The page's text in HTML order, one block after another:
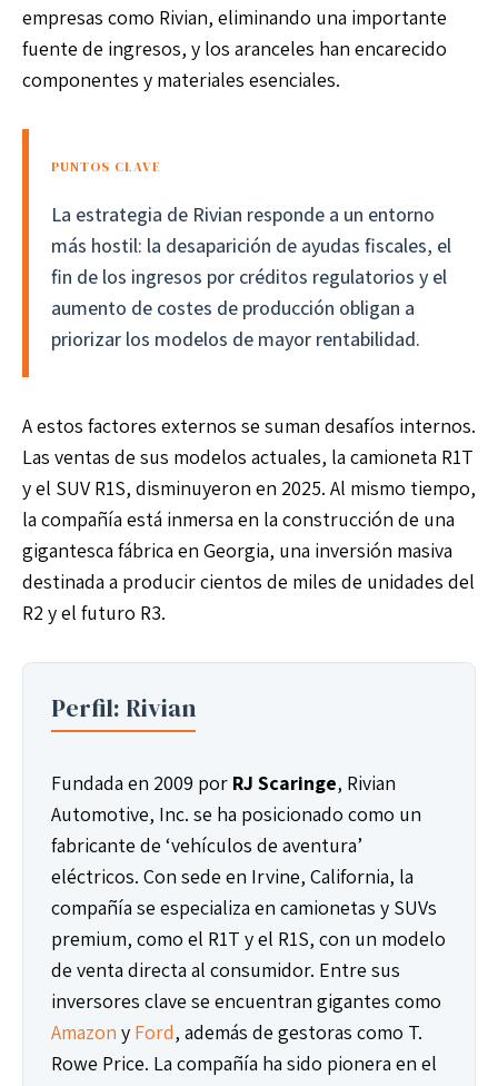
empresas como Rivian, eliminando una importante
fuente de ingresos, y los aranceles han encarecido
componentes y materiales esenciales.
PUNTOS CLAVE
La estrategia de Rivian responde a un entorno
más hostil: la desaparición de ayudas fiscales, el
fin de los ingresos por créditos regulatorios y el
aumento de costes de producción obligan a
priorizar los modelos de mayor rentabilidad.
A estos factores externos se suman desafíos internos.
Las ventas de sus modelos actuales, la camioneta R1T
y el SUV R1S, disminuyeron en 2025. Al mismo tiempo,
la compañía está inmersa en la construcción de una
gigantesca fábrica en Georgia, una inversión masiva
destinada a producir cientos de miles de unidades del
R2 y el futuro R3.
Perfil: Rivian
Fundada en 2009 por RJ Scaringe, Rivian
Automotive, Inc. se ha posicionado como un
fabricante de ‘vehículos de aventura’
eléctricos. Con sede en Irvine, California, la
compañía se especializa en camionetas y SUVs
premium, como el R1T y el R1S, con un modelo
de venta directa al consumidor. Entre sus
inversores clave se encuentran gigantes como
Amazon y Ford, además de gestoras como T.
Rowe Price. La compañía ha sido pionera en el